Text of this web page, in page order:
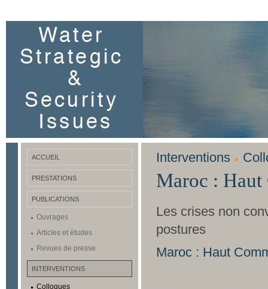
ACCUEIL
PRESTATIONS
PUBLICATIONS
Ouvrages
Articles et études
Revues de presse
INTERVENTIONS
Colloques
Interventions
Maroc : Haut
Les crises non
postures
Maroc : Haut